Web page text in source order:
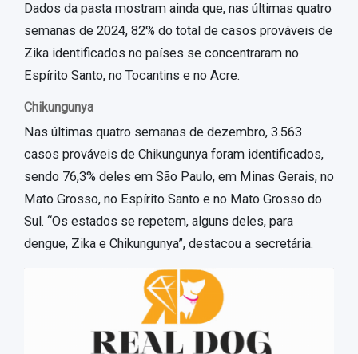
Dados da pasta mostram ainda que, nas últimas quatro
semanas de 2024, 82% do total de casos prováveis de
Zika identificados no países se concentraram no
Espírito Santo, no Tocantins e no Acre.
Chikungunya
Nas últimas quatro semanas de dezembro, 3.563
casos prováveis de Chikungunya foram identificados,
sendo 76,3% deles em São Paulo, em Minas Gerais, no
Mato Grosso, no Espírito Santo e no Mato Grosso do
Sul. “Os estados se repetem, alguns deles, para
dengue, Zika e Chikungunya”, destacou a secretária.